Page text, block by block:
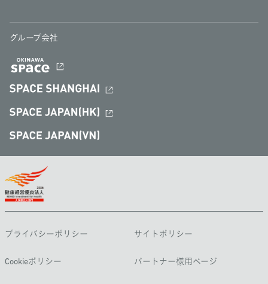
グループ会社
プライバシーポリシー サイトポリシー
Cookieポリシー パートナー様用ページ